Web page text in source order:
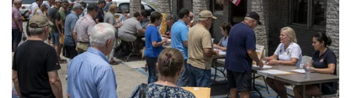
Kinh tế
Bất động sản
Thị trường
Giá vàng